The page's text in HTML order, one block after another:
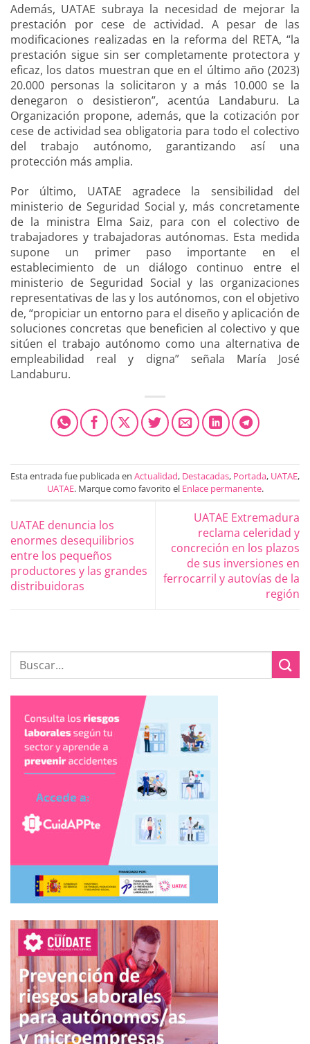
Además, UATAE subraya la necesidad de mejorar la
prestación por cese de actividad. A pesar de las
modificaciones realizadas en la reforma del RETA, “la
prestación sigue sin ser completamente protectora y
eficaz, los datos muestran que en el último año (2023)
20.000 personas la solicitaron y a más 10.000 se la
denegaron o desistieron”, acentúa Landaburu. La
Organización propone, además, que la cotización por
cese de actividad sea obligatoria para todo el colectivo
del trabajo autónomo, garantizando así una
protección más amplia.
Por último, UATAE agradece la sensibilidad del
ministerio de Seguridad Social y, más concretamente
de la ministra Elma Saiz, para con el colectivo de
trabajadores y trabajadoras autónomas. Esta medida
supone un primer paso importante en el
establecimiento de un diálogo continuo entre el
ministerio de Seguridad Social y las organizaciones
representativas de las y los autónomos, con el objetivo
de, “propiciar un entorno para el diseño y aplicación de
soluciones concretas que beneficien al colectivo y que
sitúen el trabajo autónomo como una alternativa de
empleabilidad real y digna” señala María José
Landaburu.
Esta entrada fue publicada en Actualidad, Destacadas, Portada, UATAE,
UATAE. Marque como favorito el Enlace permanente.
UATAE denuncia los
enormes desequilibrios
entre los pequeños
productores y las grandes
distribuidoras
UATAE Extremadura
reclama celeridad y
concreción en los plazos
de sus inversiones en
ferrocarril y autovías de la
región